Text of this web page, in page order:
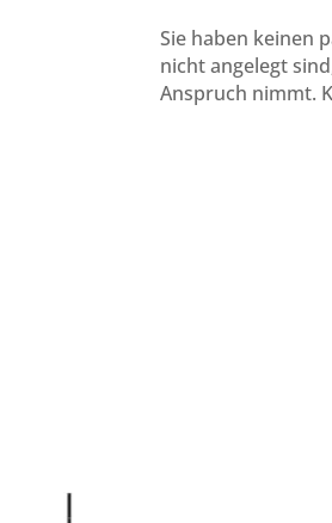
Sie haben keinen
nicht angelegt
Anspruch nimmt.